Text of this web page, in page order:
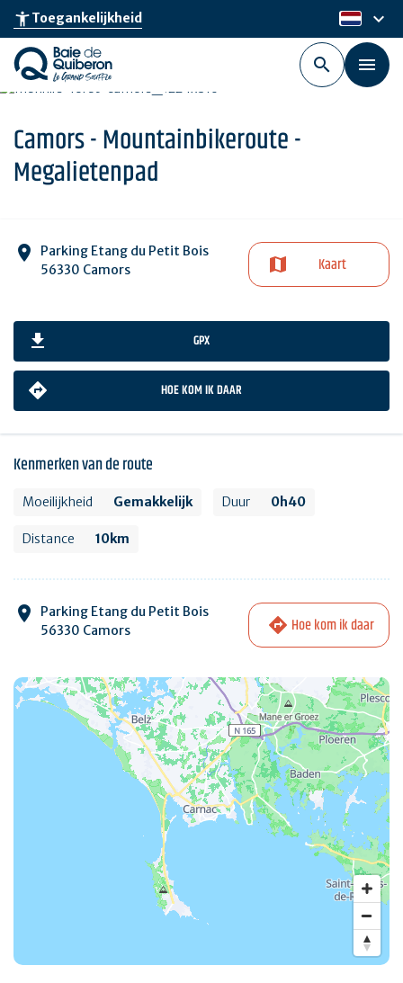
Skip
main
content
accessibility_newToegankelijkheid nl
keyboard_arrow_down
Camors - Mountainbikeroute -
Megalietenpad
Parking Etang du Petit Bois
56330 Camors
Kaart
GPX
HOE KOM IK DAAR
Kenmerken van de route
Moeilijkheid Gemakkelijk Duur 0h40
Distance 10km
Parking Etang du Petit Bois
56330 Camors
Hoe kom ik daar